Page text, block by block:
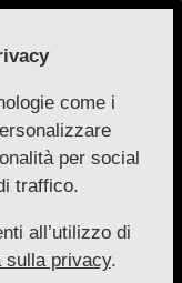
un
come i
per social
traffico.
all’utilizzo di
sulla privacy.